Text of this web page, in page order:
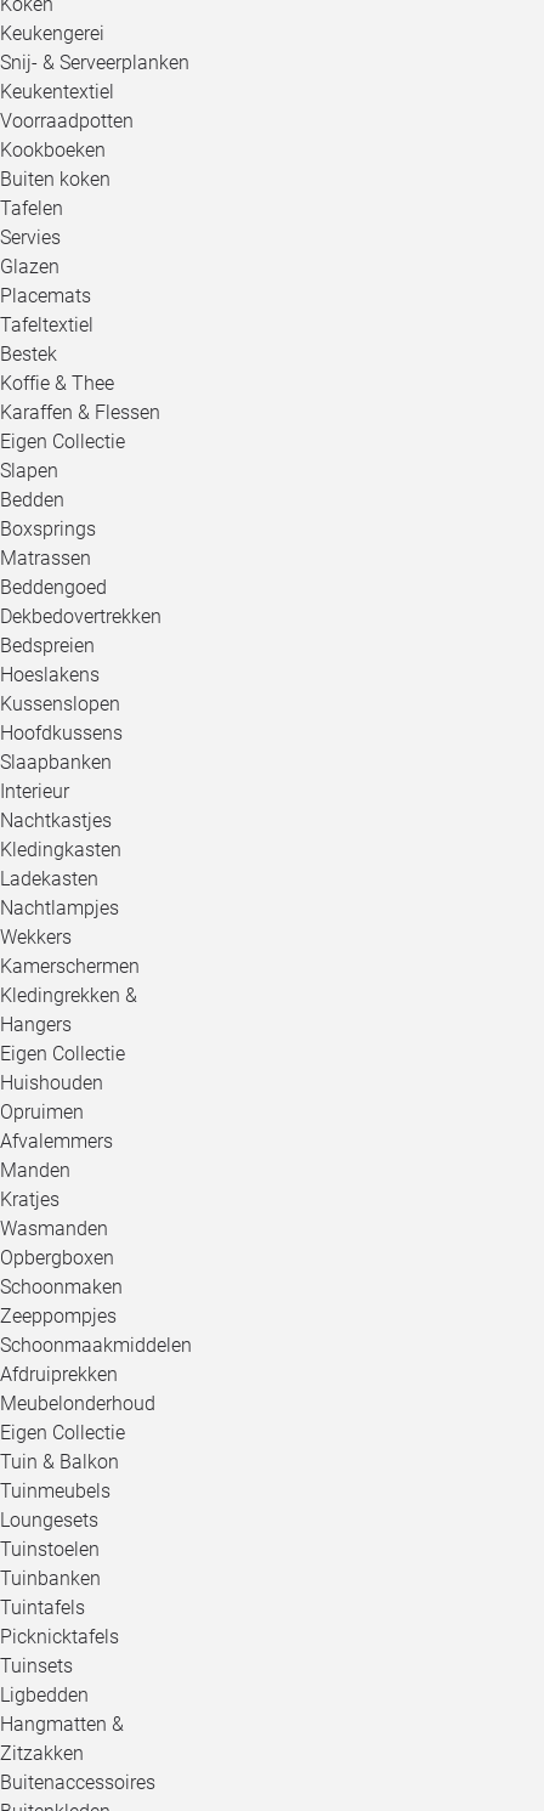
Keukengerei
Snij- & Serveerplanken
Keukentextiel
Voorraadpotten
Kookboeken
Buiten koken
Tafelen
Servies
Glazen
Placemats
Tafeltextiel
Bestek
Koffie & Thee
Karaffen & Flessen
Eigen Collectie
Slapen
Bedden
Boxsprings
Matrassen
Beddengoed
Dekbedovertrekken
Bedspreien
Hoeslakens
Kussenslopen
Hoofdkussens
Slaapbanken
Interieur
Nachtkastjes
Kledingkasten
Ladekasten
Nachtlampjes
Wekkers
Kamerschermen
Kledingrekken &
Hangers
Eigen Collectie
Huishouden
Opruimen
Afvalemmers
Manden
Kratjes
Wasmanden
Opbergboxen
Schoonmaken
Zeeppompjes
Schoonmaakmiddelen
Afdruiprekken
Meubelonderhoud
Eigen Collectie
Tuin & Balkon
Tuinmeubels
Loungesets
Tuinstoelen
Tuinbanken
Tuintafels
Picknicktafels
Tuinsets
Ligbedden
Hangmatten &
Zitzakken
Buitenaccessoires